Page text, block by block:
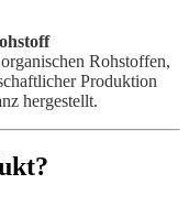
Rohstoffen,
Produktion
hergestellt.